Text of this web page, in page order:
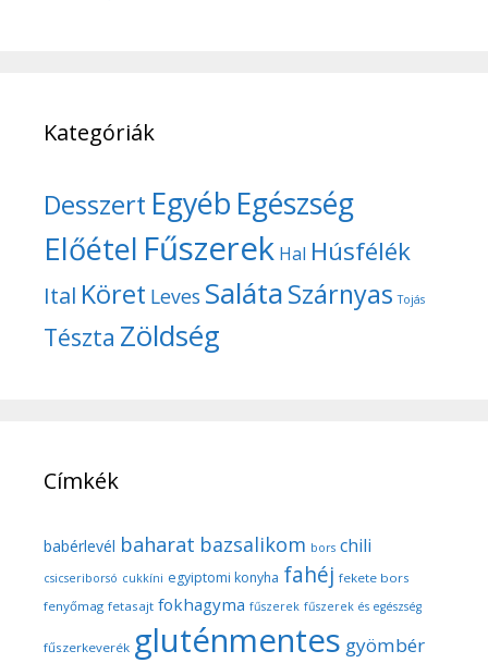
Kategóriák
Desszert Egyéb Egészség
Előétel Fűszerek Hal Húsfélék
Ital Köret Leves SalátaSzárnyas Tojás
Tészta Zöldség
Címkék
babérlevél baharat bazsalikom bors chili
csicseriborsó cukkíni egyiptomi konyha fahéj fekete bors
fenyőmag fetasajt fokhagyma fűszerek fűszerek és egészség
fűszerkeverék gluténmentes gyömbér